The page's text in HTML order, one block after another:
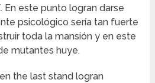
este punto logran darse
psicológico sería tan fuerte
toda la mansión y en este
mutantes huye.
the last stand logran